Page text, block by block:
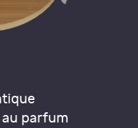
parfum